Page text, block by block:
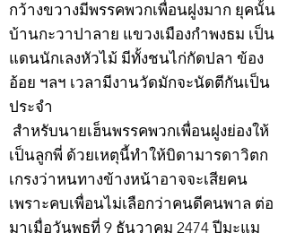
กว้างขวางมีพรรคพวกเพื่อนฝูงมาก ยุคนั้น
บ้านกะวาปาลาย แขวงเมืองกำพงธม เป็น
แดนนักเลงหัวไม้ มีทั้งชนไก่กัดปลา ข้อง
อ้อย ฯลฯ เวลามีงานวัดมักจะนัดตีกันเป็น
ประจำ
สำหรับนายเฮ็นพรรคพวกเพื่อนฝูงย่องให้
เป็นลูกพี่ ด้วยเหตุนี้ทำให้บิดามารดาวิตก
เกรงว่าหนทางข้างหน้าอาจจะเสียคน
เพราะคบเพื่อนไม่เลือกว่าคนดีคนพาล ต่อ
มาเมื่อวันพุธที่ 9 ธันวาคม 2474 ปีมะแม